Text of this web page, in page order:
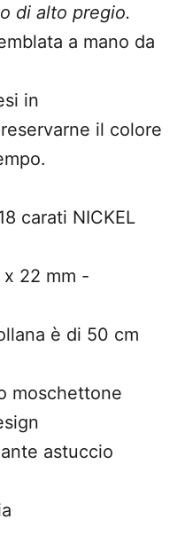
di alto pregio.
a mano da
in
il colore
carati NICKEL
x 22 mm -
è di 50 cm
moschettone
astuccio